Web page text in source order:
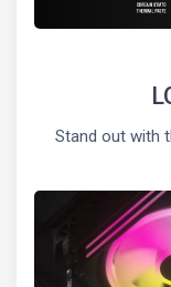
Stand out with